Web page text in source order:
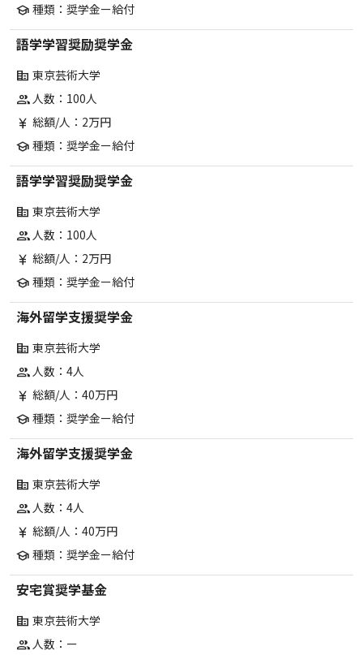
school 種類：奨学金ー給付
語学学習奨励奨学金
corporate_fare 東京芸術大学
group人数：100人
currency_yen 総額/人：2万円
school 種類：奨学金ー給付
語学学習奨励奨学金
corporate_fare 東京芸術大学
group人数：100人
currency_yen 総額/人：2万円
school 種類：奨学金ー給付
海外留学支援奨学金
corporate_fare 東京芸術大学
group人数：4人
currency_yen 総額/人：40万円
school 種類：奨学金ー給付
海外留学支援奨学金
corporate_fare 東京芸術大学
group人数：4人
currency_yen 総額/人：40万円
school 種類：奨学金ー給付
安宅賞奨学基金
corporate_fare 東京芸術大学
group人数：ー